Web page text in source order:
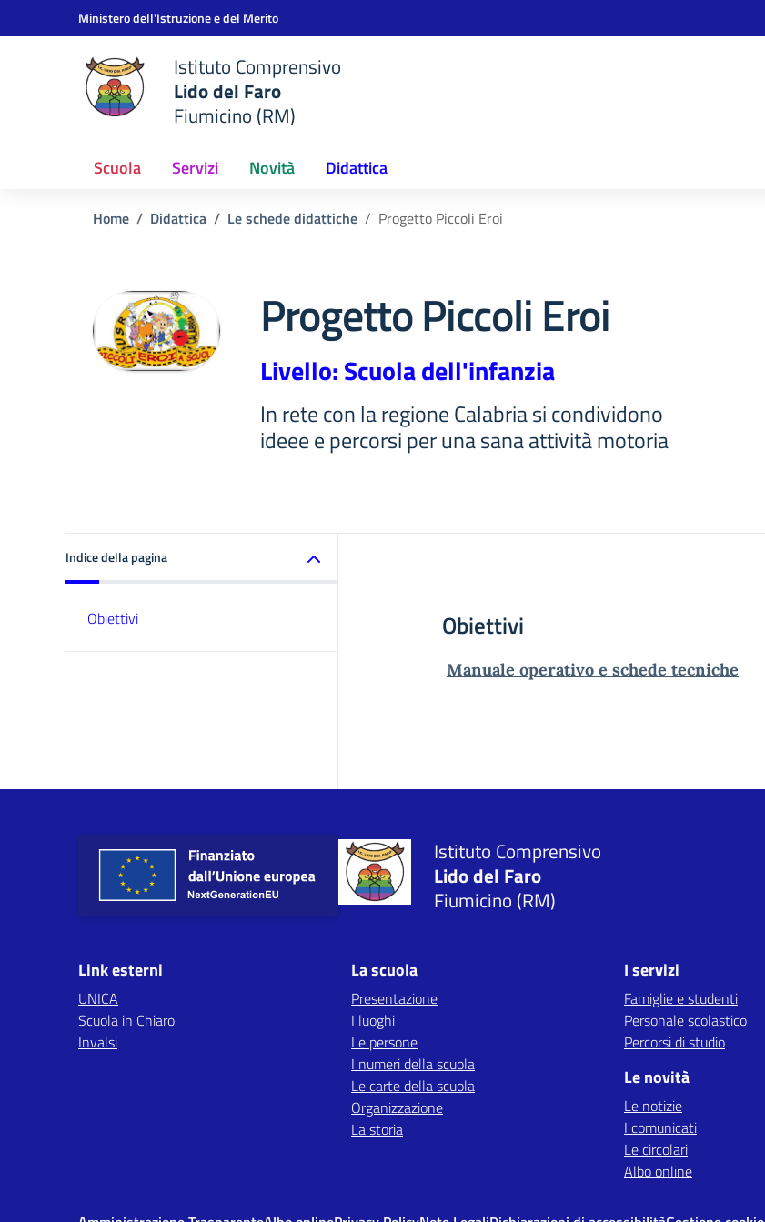
Vai ai contenuti
Vai al menu di navigazioneMinistero dell'Istruzione e del Merito
Istituto Comprensivo
Lido del Faro
Fiumicino (RM)
Scuola Servizi Novità Didattica
Home Didattica Le schede didattiche Progetto Piccoli Eroi
Progetto Piccoli Eroi
Livello: Scuola dell'infanzia
In rete con la regione Calabria si condividono
ideee e percorsi per una sana attività motoria
Indice della pagina
Obiettivi Obiettivi
Manuale operativo e schede tecniche
Istituto Comprensivo
Lido del Faro
Fiumicino (RM)
Link esterni
UNICA
Scuola in Chiaro
Invalsi
La scuola
Presentazione
I luoghi
Le persone
I numeri della scuola
Le carte della scuola
Organizzazione
La storia
I servizi
Famiglie e studenti
Personale scolastico
Percorsi di studio
Le novità
Le notizie
I comunicati
Le circolari
Albo online